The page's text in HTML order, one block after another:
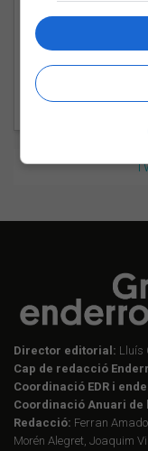
Director editorial: Lluís
Cap de redacció
Coordinació EDR i
Coordinació Anuari de
Redacció: Ferran
Morén Alegret, Joaquim